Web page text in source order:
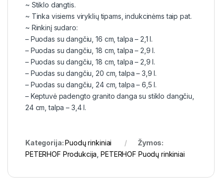
~ Stiklo dangtis.
~ Tinka visiems viryklių tipams, indukcinėms taip pat.
~ Rinkinį sudaro:
– Puodas su dangčiu, 16 cm, talpa – 2,1 l.
– Puodas su dangčiu, 18 cm, talpa – 2,9 l.
– Puodas su dangčiu, 18 cm, talpa – 2,9 l.
– Puodas su dangčiu, 20 cm, talpa – 3,9 l.
– Puodas su dangčiu, 24 cm, talpa – 6,5 l.
– Keptuvė padengto granito danga su stiklo dangčiu,
24 cm, talpa – 3,4 l.
Kategorija:Puodų rinkiniai
Žymos:
PETERHOF Produkcija ,PETERHOF Puodų rinkiniai